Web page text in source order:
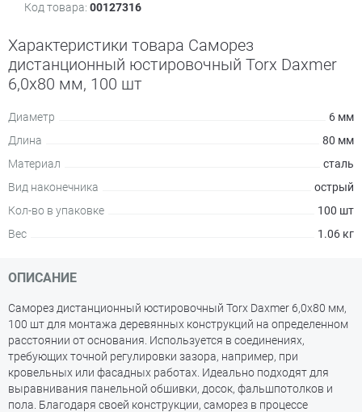
Код товара: 00127316
Характеристики товара Саморез
дистанционный юстировочный Torx Daxmer
6,0х80 мм, 100 шт
Диаметр
6 мм
Длина
80 мм
Материал
сталь
Вид наконечника
острый
Кол-во в упаковке
100 шт
Вес
1.06 кг
ОПИСАНИЕ
Саморез дистанционный юстировочный Torx Daxmer 6,0х80 мм,
100 шт для монтажа деревянных конструкций на определенном
расстоянии от основания. Используется в соединениях,
требующих точной регулировки зазора, например, при
кровельных или фасадных работах. Идеально подходят для
выравнивания панельной обшивки, досок, фальшпотолков и
пола. Благодаря своей конструкции, саморез в процессе